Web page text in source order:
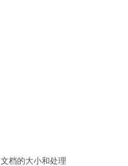
档的大小和处理